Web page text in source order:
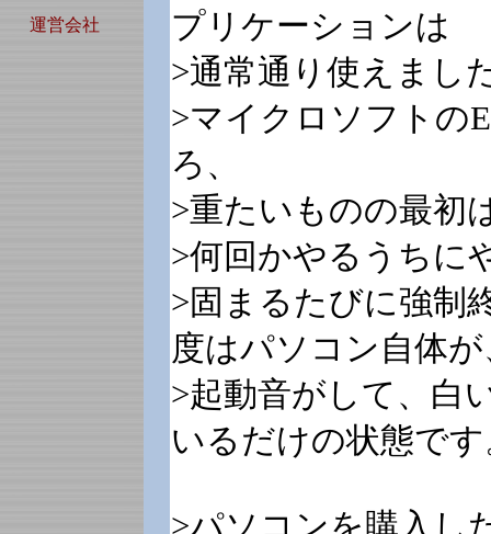
プリケーションは
>通常通り使えまし
>マイクロソフトの
ろ、
>重たいものの最初
>何回かやるうちに
>固まるたびに強制
度はパソコン自体が
>起動音がして、白
いるだけの状態で
>パソコンを購入し
運営会社